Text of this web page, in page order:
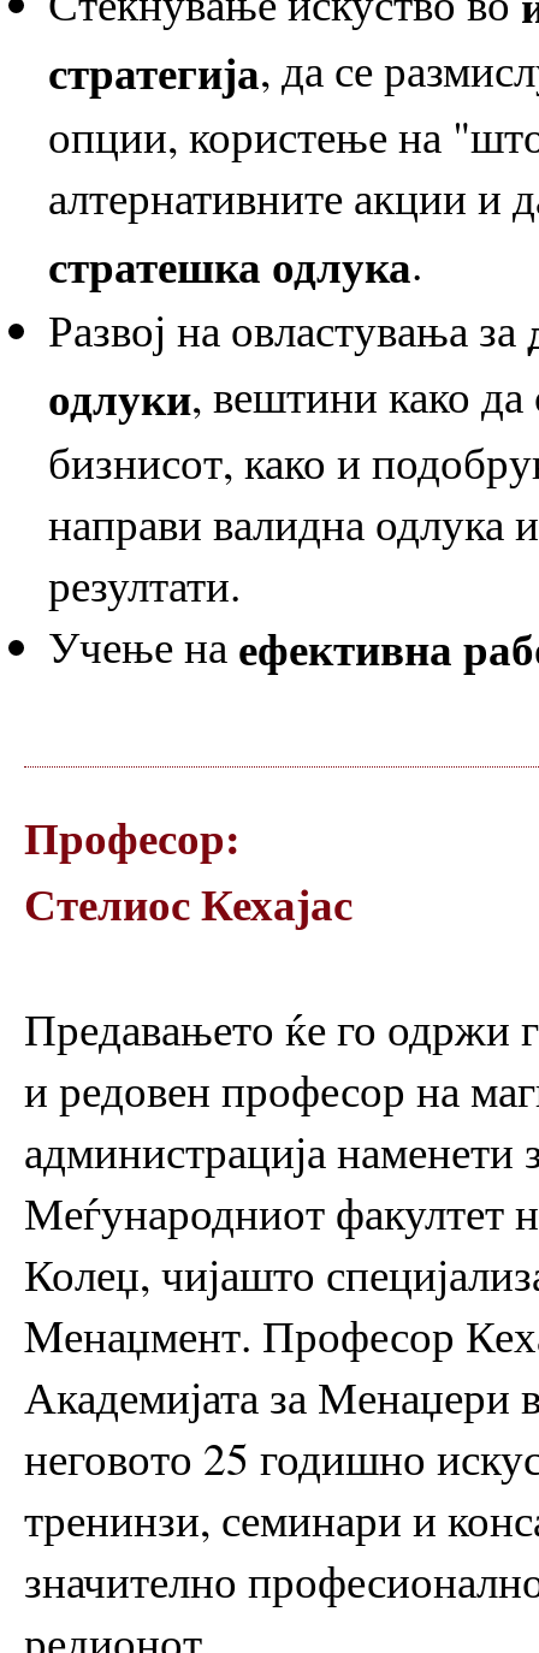
стратегија, да се
опции, користење на
алтернативните акции и
стратешка одлука.
Развој на овластувања за
одлуки, вештини како
бизнисот, како и
направи валидна одлука
резултати.
Учење наефективна
Професор:
Стелиос Кехајас
Предавањето ќе го одржи
и редовен професор на
администрација
Меѓународниот факултет
Колеџ, чијашто
Mенаџмент. Професор
Академијата за Менаџери
неговото 25 годишно
тренинзи, семинари и
значително